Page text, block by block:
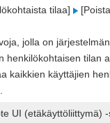
tilaa]
jolla on
henkilökohtaisen tilan
kaikkien käyttäjien
UI (etäkäyttöliittymä)